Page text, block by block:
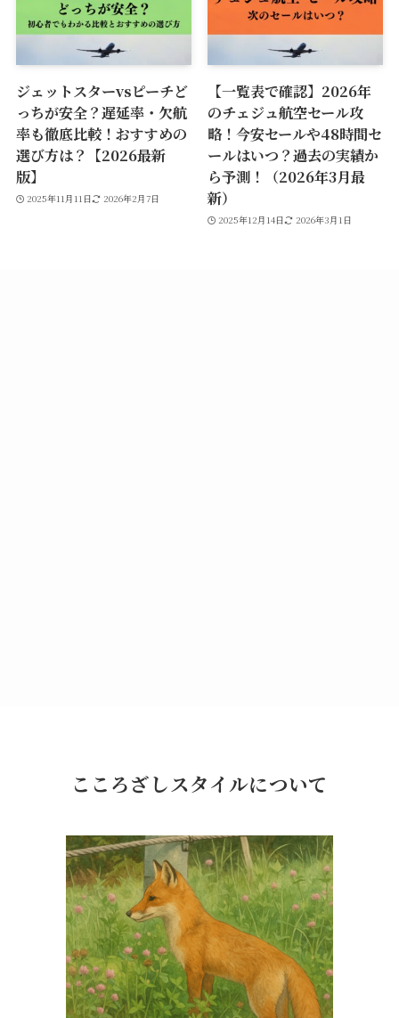
ジェットスターvsピーチど
っちが安全？遅延率・欠航
率も徹底比較！おすすめの
選び方は？【2026最新
版】
2025年11月11日 2026年2月7日
【一覧表で確認】2026年
のチェジュ航空セール攻
略！今安セールや48時間セ
ールはいつ？過去の実績か
ら予測！（2026年3月最
新）
2025年12月14日 2026年3月1日
こころざしスタイルについて